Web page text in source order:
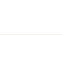
totale de 15
pour passer